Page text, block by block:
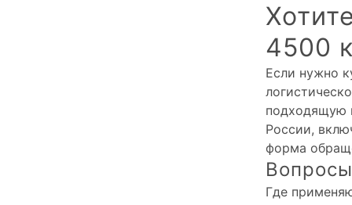
4500
Если нужно
подходящую
России,
форма
Где